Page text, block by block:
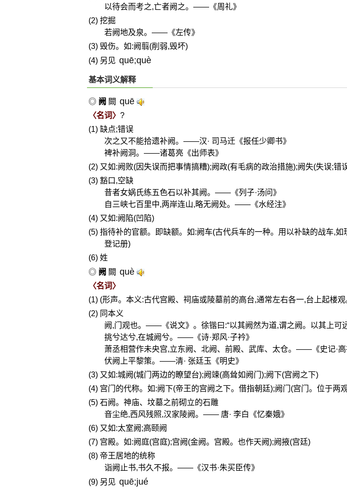
以待会而考之,亡者阙之。——《周礼》
(2) 挖掘
若阙地及泉。——《左传》
(3) 毁伤。如:阙翦(削弱,毁坏)
(4) 另见 quē;què
基本词义解释
◎ 阙 闕 quē
〈名词〉 ?
(1) 缺点;错误
次之又不能拾遗补阙。——汉· 司马迁《报任少卿书》
裨补阙洞。——诸葛亮《出师表》
(2) 又如:阙败(因失误而把事情搞糟);阙政(有毛病的政治措施);阙失(失误;错
(3) 豁口,空缺
昔者女娲氏练五色石以补其阙。——《列子·汤问》
自三峡七百里中,两岸连山,略无阙处。——《水经注》
(4) 又如:阙陷(凹陷)
(5) 指待补的官额。即缺额。如:阙车(古代兵车的一种。用以补缺的战车,
登记册)
(6) 姓
◎ 阙 闕 què
〈名词〉
(1) (形声。本义:古代宫殿、祠庙或陵墓前的高台,通常左右各一,台上起楼
(2) 同本义
阙,门观也。——《说文》。徐锴曰:“以其阙然为道,谓之阙。以其上可
挑兮达兮,在城阙兮。——《诗·郑风·子衿》
萧丞相营作未央宫,立东阙、北阙、前殿、武库、太仓。——《史记·高
伏阙上平黎策。——清· 张廷玉《明史》
(3) 又如:城阙(城门两边的瞭望台);阙竦(高耸如阙门);阙下(宫阙之下)
(4) 宫门的代称。如:阙下(帝王的宫阙之下。借指朝廷);阙门(宫门。位于两
(5) 石阙。神庙、坟墓之前砌立的石雕
音尘绝,西风残照,汉家陵阙。—— 唐· 李白《忆秦娥》
(6) 又如:太室阙;高颐阙
(7) 宫殿。如:阙庭(宫庭);宫阙(金阙。宫殿。也作天阙);阙掖(宫廷)
(8) 帝王居地的统称
诣阙止书,书久不报。——《汉书·朱买臣传》
(9) 另见 quē;jué